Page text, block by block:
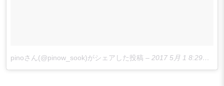
pinoさん(@pinow_sook)がシェアした投稿 – 2017 5月 1 8:29午前 PDT